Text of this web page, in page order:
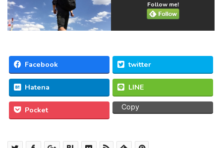
Follow me!
Facebook twitter
Hatena LINE
Pocket Copy